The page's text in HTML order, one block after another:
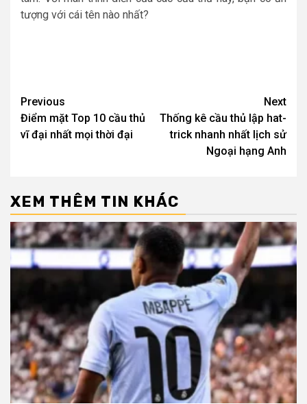
tượng với cái tên nào nhất?
Post
navigation
Previous
Điểm mặt Top 10 cầu thủ
vĩ đại nhất mọi thời đại
Next
Thống kê cầu thủ lập hat-
trick nhanh nhất lịch sử
Ngoại hạng Anh
XEM THÊM TIN KHÁC